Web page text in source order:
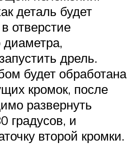
деталь будет
отверстие
диаметра,
дрель.
будет обработана
кромок, после
развернуть
градусов, и
второй кромки.